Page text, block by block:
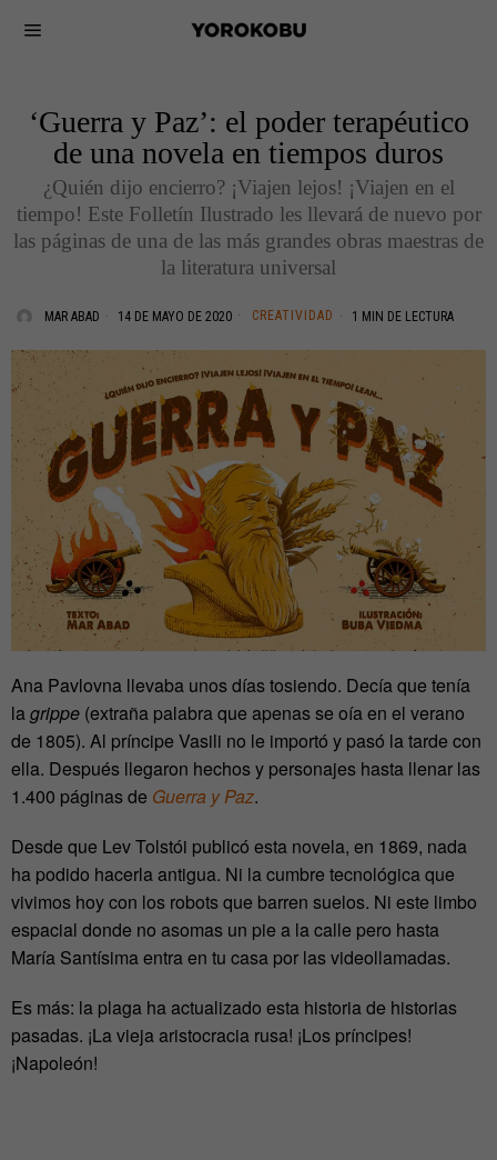
‘Guerra y Paz’: el poder terapéutico
de una novela en tiempos duros
¿Quién dijo encierro? ¡Viajen lejos! ¡Viajen en el
tiempo! Este Folletín Ilustrado les llevará de nuevo por
las páginas de una de las más grandes obras maestras de
la literatura universal
MAR ABAD 14 DE MAYO DE 2020 CREATIVIDAD 1 MIN DE LECTURA
Ana Pavlovna llevaba unos días tosiendo. Decía que tenía
lagrippe (extraña palabra que apenas se oía en el verano
de 1805). Al príncipe Vasili no le importó y pasó la tarde con
ella. Después llegaron hechos y personajes hasta llenar las
1.400 páginas de Guerra y Paz.
Desde que Lev Tolstói publicó esta novela, en 1869, nada
ha podido hacerla antigua. Ni la cumbre tecnológica que
vivimos hoy con los robots que barren suelos. Ni este limbo
espacial donde no asomas un pie a la calle pero hasta
María Santísima entra en tu casa por las videollamadas.
Es más: la plaga ha actualizado esta historia de historias
pasadas. ¡La vieja aristocracia rusa! ¡Los príncipes!
¡Napoleón!